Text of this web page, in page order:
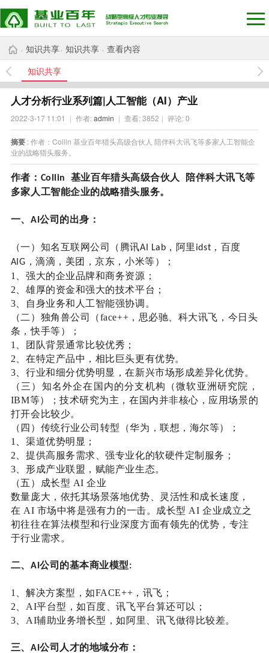
› 知识共享 › 知识共享 › 查看内容
知识共享
人才分析行业系列篇|人工智能（AI）产业
2022-3-17 11:01 | 作者:admin | 查看:3852 | 评论: 0
摘要: 作者：Collin 基业百年猎头高级合伙人 陪伴科大讯飞等多家人工智能企
业的战略猎头服务。
作者： Collin 基业百年猎头高级合伙人
陪伴科大讯飞等
多家人工智能企业的战略猎头服务。
一、 AI公司的出身：
（一）知名互联网公司（腾讯AI Lab ，阿里 idst ，百度
AIG ，滴滴，美团，京东，小米等）；
1、强大的企业品牌和商务资源；
2、雄厚的资金和强大的技术平台；
3、自身业务和人工智能强协调。
（二）独角兽公司（face++，思必驰、科大讯飞，今日头
条，快手等）；
1、团队背景通常比较优秀；
2、在特定产品中，相比巨头更有优势。
3、行业和细分优势明显，在新兴市场形成差异化优势。
（三）知名外企在国内的分支机构（微软亚洲研究院，
IBM等）；技术研究为主，在国内并非核心，应用场景的
打开会比较少。
（四）传统行业公司转型（华为，联想，海尔等）；
1、渠道优势明显；
2、提供高服务需求、强专业化的软硬件定制服务；
3、形成产业联盟，赋能产业生态。
（五）成长型 AI 企业
数量庞大，依托其场景落地优势、灵活性和成长速度，
在 AI 市场中将是强有力的一击。成长型 AI 企业成立之
初往往在算法模型和行业深度方面有领先的优势，专注
于行业需求。
二、 AI公司的基本商业模型:
1、 解决方案型，如FACE++，讯飞；
2、 AI平台型，如百度、讯飞平台算还可以；
3、 AI辅助业务增长型，如阿里、讯飞做得比较差。
三、 A I公司人才的地域分布：